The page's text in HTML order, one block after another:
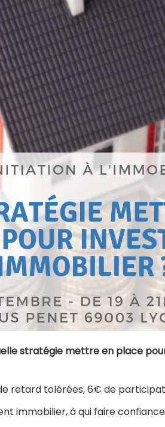
stratégie mettre en place
retard tolérées, 6€ de
immobilier, à qui faire